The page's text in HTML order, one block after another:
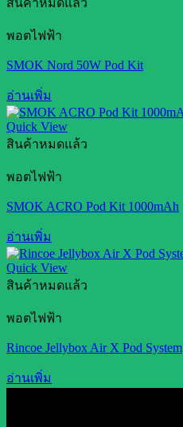
สินค้าหมดแล้ว
พอตไฟฟ้า
SMOK Nord 50W Pod Kit
อ่านเพิ่ม
Quick View
สินค้าหมดแล้ว
พอตไฟฟ้า
SMOK ACRO Pod Kit 1000mAh
อ่านเพิ่ม
Quick View
สินค้าหมดแล้ว
พอตไฟฟ้า
Rincoe Jellybox Air X Pod System
อ่านเพิ่ม